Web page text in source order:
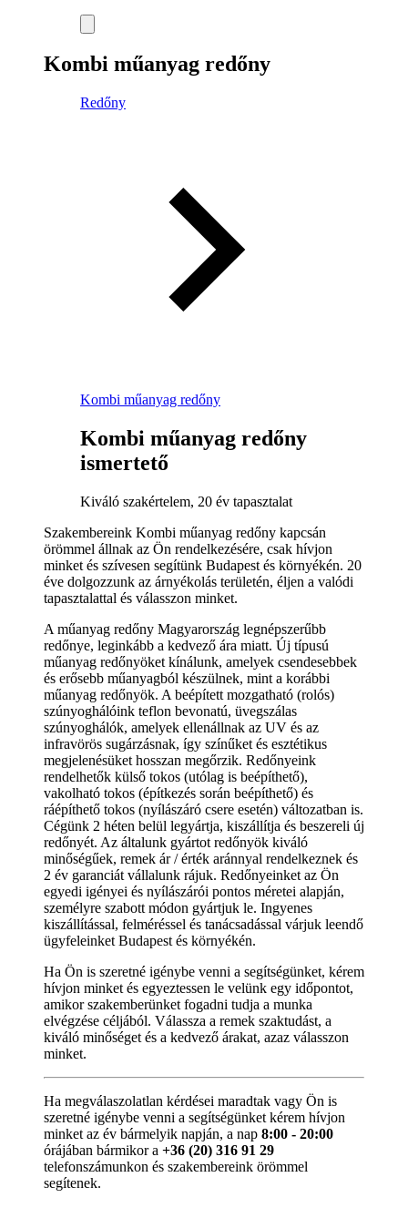
Kombi műanyag redőny
Redőny
Kombi műanyag redőny
Kombi műanyag redőny
ismertető
Kiváló szakértelem, 20 év tapasztalat
Szakembereink Kombi műanyag redőny kapcsán
örömmel állnak az Ön rendelkezésére, csak hívjon
minket és szívesen segítünk Budapest és környékén. 20
éve dolgozzunk az árnyékolás területén, éljen a valódi
tapasztalattal és válasszon minket.
A műanyag redőny Magyarország legnépszerűbb
redőnye, leginkább a kedvező ára miatt. Új típusú
műanyag redőnyöket kínálunk, amelyek csendesebbek
és erősebb műanyagból készülnek, mint a korábbi
műanyag redőnyök. A beépített mozgatható (rolós)
szúnyoghálóink teflon bevonatú, üvegszálas
szúnyoghálók, amelyek ellenállnak az UV és az
infravörös sugárzásnak, így színűket és esztétikus
megjelenésüket hosszan megőrzik. Redőnyeink
rendelhetők külső tokos (utólag is beépíthető),
vakolható tokos (építkezés során beépíthető) és
ráépíthető tokos (nyílászáró csere esetén) változatban is.
Cégünk 2 héten belül legyártja, kiszállítja és beszereli új
redőnyét. Az általunk gyártot redőnyök kiváló
minőségűek, remek ár / érték aránnyal rendelkeznek és
2 év garanciát vállalunk rájuk. Redőnyeinket az Ön
egyedi igényei és nyílászárói pontos méretei alapján,
személyre szabott módon gyártjuk le. Ingyenes
kiszállítással, felméréssel és tanácsadással várjuk leendő
ügyfeleinket Budapest és környékén.
Ha Ön is szeretné igénybe venni a segítségünket, kérem
hívjon minket és egyeztessen le velünk egy időpontot,
amikor szakemberünket fogadni tudja a munka
elvégzése céljából. Válassza a remek szaktudást, a
kiváló minőséget és a kedvező árakat, azaz válasszon
minket.
Ha megválaszolatlan kérdései maradtak vagy Ön is
szeretné igénybe venni a segítségünket kérem hívjon
minket az év bármelyik napján, a nap 8:00 - 20:00
órájában bármikor a +36 (20) 316 91 29
telefonszámunkon és szakembereink örömmel
segítenek.